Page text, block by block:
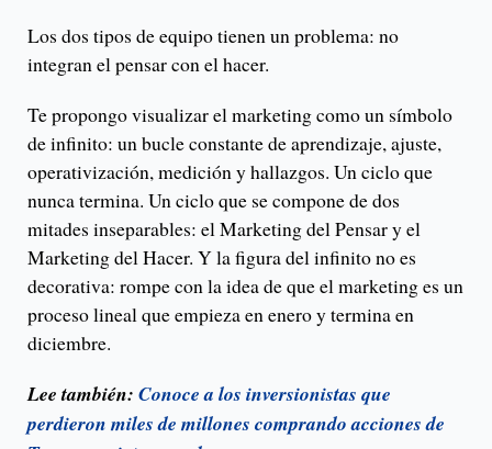
Los dos tipos de equipo tienen un problema: no
integran el pensar con el hacer.
Te propongo visualizar el marketing como un símbolo
de infinito: un bucle constante de aprendizaje, ajuste,
operativización, medición y hallazgos. Un ciclo que
nunca termina. Un ciclo que se compone de dos
mitades inseparables: el Marketing del Pensar y el
Marketing del Hacer. Y la figura del infinito no es
decorativa: rompe con la idea de que el marketing es un
proceso lineal que empieza en enero y termina en
diciembre.
Lee también: Conoce a los inversionistas que
perdieron miles de millones comprando acciones de